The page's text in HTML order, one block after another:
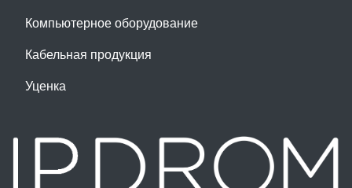
Компьютерное оборудование
Кабельная продукция
Уценка